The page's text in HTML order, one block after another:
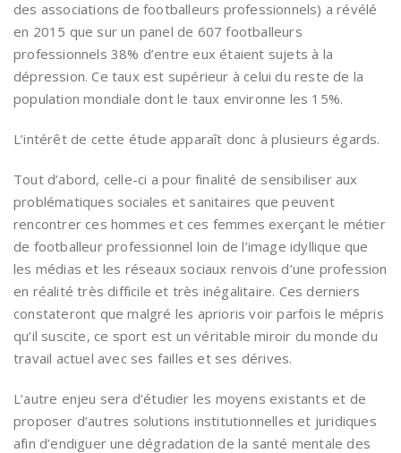
des associations de footballeurs professionnels) a révélé
en 2015 que sur un panel de 607 footballeurs
professionnels 38% d’entre eux étaient sujets à la
dépression. Ce taux est supérieur à celui du reste de la
population mondiale dont le taux environne les 15%.
L’intérêt de cette étude apparaît donc à plusieurs égards.
Tout d’abord, celle-ci a pour finalité de sensibiliser aux
problématiques sociales et sanitaires que peuvent
rencontrer ces hommes et ces femmes exerçant le métier
de footballeur professionnel loin de l’image idyllique que
les médias et les réseaux sociaux renvois d’une profession
en réalité très difficile et très inégalitaire. Ces derniers
constateront que malgré les aprioris voir parfois le mépris
qu’il suscite, ce sport est un véritable miroir du monde du
travail actuel avec ses failles et ses dérives.
L’autre enjeu sera d’étudier les moyens existants et de
proposer d’autres solutions institutionnelles et juridiques
afin d’endiguer une dégradation de la santé mentale des